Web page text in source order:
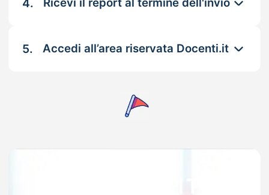
4. Ricevi il report al termine dell'invio
5. Accedi all’area riservata Docenti.it